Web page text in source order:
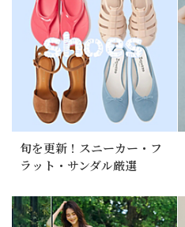
旬を更新！スニーカー・フ
ラット・サンダル厳選